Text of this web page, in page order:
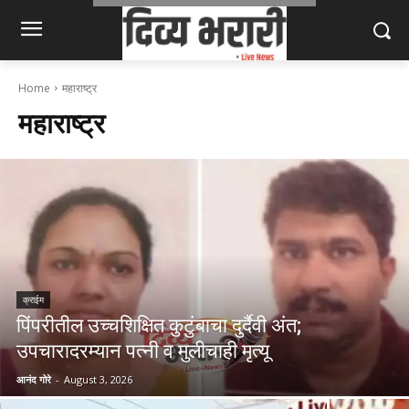
Home महाराष्ट्र
महाराष्ट्र
क्राईम
पिंपरीतील उच्चशिक्षित कुटुंबाचा दुर्दैवी अंत;
उपचारादरम्यान पत्नी व मुलीचाही मृत्यू
आनंद गोरे - August 3, 2026